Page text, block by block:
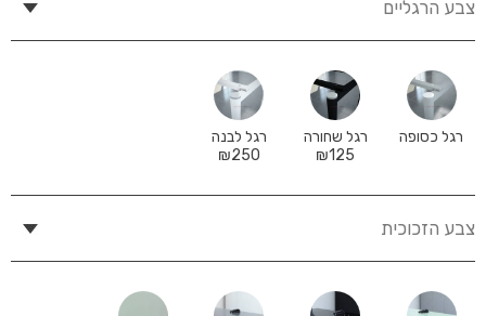
צבע הרגליים
רגל כסופה
רגל שחורה
₪125
רגל לבנה
₪250
צבע הזכוכית